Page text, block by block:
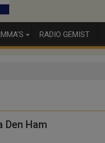
RADIO GEMIST
Den Ham